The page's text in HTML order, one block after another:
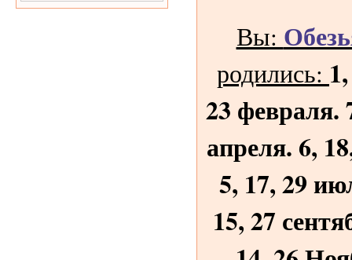
Вы:
родились:
23 февраля.
апреля. 6,
5, 17, 29
15, 27